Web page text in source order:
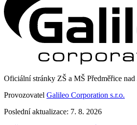
Oficiální stránky ZŠ a MŠ Předměřice
Provozovatel Galileo Corporation s.r.o.
Poslední aktualizace: 7. 8. 2026